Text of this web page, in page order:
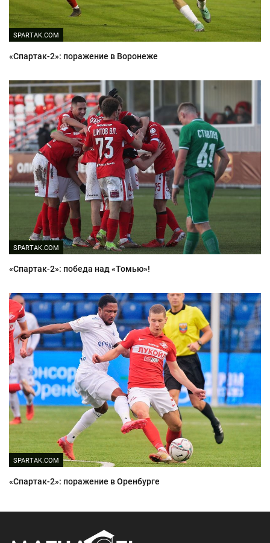
SPARTAK.COM
«Спартак-2»: поражение в Воронеже
SPARTAK.COM
«Спартак-2»: победа над «Томью»!
SPARTAK.COM
«Спартак-2»: поражение в Оренбурге